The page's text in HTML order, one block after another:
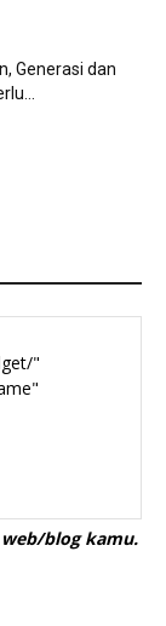
Generasi dan
blog kamu.